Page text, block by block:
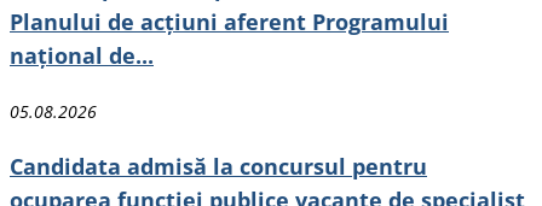
Planului de acțiuni aferent Programului
național de...
05.08.2026
Candidata admisă la concursul pentru